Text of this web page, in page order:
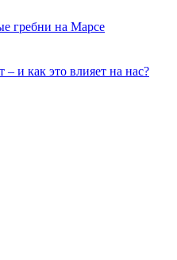
гребни на Марсе
и как это влияет на нас?